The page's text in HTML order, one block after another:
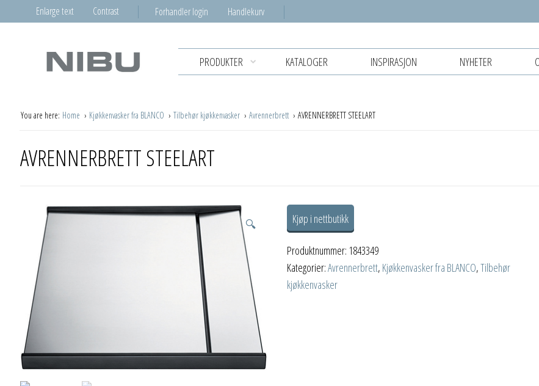
Enlarge text Contrast Forhandler login Handlekurv
PRODUKTER KATALOGER INSPIRASJON NYHETER
You are here: Home Kjøkkenvasker fra BLANCO Tilbehør kjøkkenvasker Avrennerbrett AVRENNERBRETT STEELART
AVRENNERBRETT STEELART
🔍 Kjøp i nettbutikk
Produktnummer: 1843349
Kategorier:Avrennerbrett, Kjøkkenvasker fra BLANCO,Tilbehør
kjøkkenvasker